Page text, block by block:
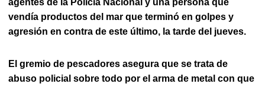
agentes de la Policía Nacional y una persona que
vendía productos del mar que terminó en golpes y
agresión en contra de este último, la tarde del jueves.
El gremio de pescadores asegura que se trata de
abuso policial sobre todo por el arma de metal con que